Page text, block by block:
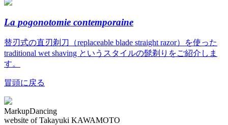
La pogonotomie contemporaine
替刃式の直刃剃刀（replaceable blade straight razor）を使った
traditional wet shaving というスタイルの髭剃りをご紹介しま
す。
冒頭に戻る
MarkupDancing
website of Takayuki KAWAMOTO